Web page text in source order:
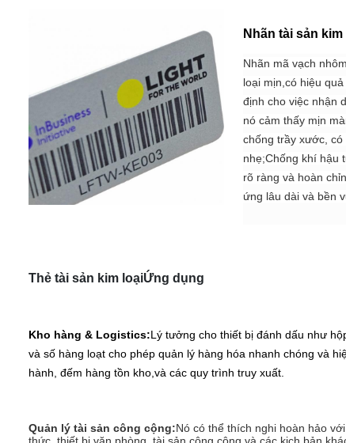
Nhãn tài sản
Nhãn mã vạch
loại mịn,có hiệu
định cho việc nhận
nó cảm thấy mịn
chống trầy xước, có
nhẹ;Chống khí hậu
rõ ràng và hoàn
ứng lâu dài và bền
Thẻ tài sản kim loạiỨng dụng
Kho hàng & Logistics:Lý tưởng cho thiết bị đánh dấu như
và số hàng loạt cho phép quản lý hàng hóa nhanh chóng và
hành, đếm hàng tồn kho,và các quy trình truy xuất.
Quản lý tài sản công cộng:Nó có thể thích nghi hoàn hảo